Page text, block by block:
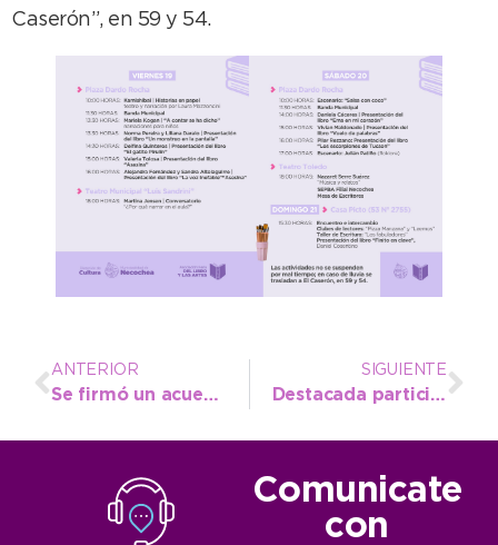
Caserón”, en 59 y 54.
ANTERIOR
Se firmó un acuerdo de promoción turística con la Asociación de Empresas de Viajes del Sudeste
SIGUIENTE
Destacada participación de los atletas de la Escuela Municipal en Mar del Plata
Comunicate
con